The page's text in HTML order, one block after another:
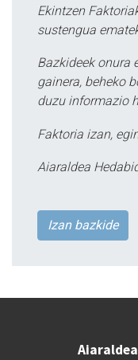
Ekintzen
sustengua
Bazkideek onura
gainera, beheko
duzu informazio
Faktoria izan,
Aiaraldea
Izan bazkide